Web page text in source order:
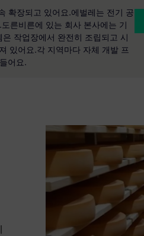
확장되고 있어요.에벌레는 전기 공
른비른에 있는 회사 본사에는 기
작업장에서 완전히 조립되고 시
있어요.각 지역마다 자체 개발 프
어요.